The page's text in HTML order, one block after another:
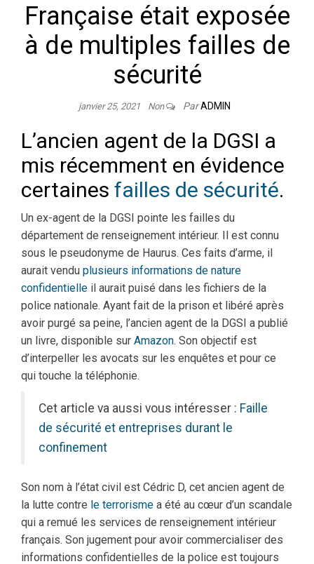
Française était exposée
à de multiples failles de
sécurité
janvier 25, 2021 Non ParADMIN
L’ancien agent de la DGSI a
mis récemment en évidence
certaines failles de sécurité.
Un ex-agent de la DGSI pointe les failles du
département de renseignement intérieur. Il est connu
sous le pseudonyme de Haurus. Ces faits d’arme, il
aurait vendu plusieurs informations de nature
confidentielle il aurait puisé dans les fichiers de la
police nationale. Ayant fait de la prison et libéré après
avoir purgé sa peine, l’ancien agent de la DGSI a publié
un livre, disponible sur Amazon. Son objectif est
d’interpeller les avocats sur les enquêtes et pour ce
qui touche la téléphonie.
Cet article va aussi vous intéresser : Faille
de sécurité et entreprises durant le
confinement
Son nom à l’état civil est Cédric D, cet ancien agent de
la lutte contre le terrorisme a été au cœur d’un scandale
qui a remué les services de renseignement intérieur
français. Son jugement pour avoir commercialiser des
informations confidentielles de la police est toujours